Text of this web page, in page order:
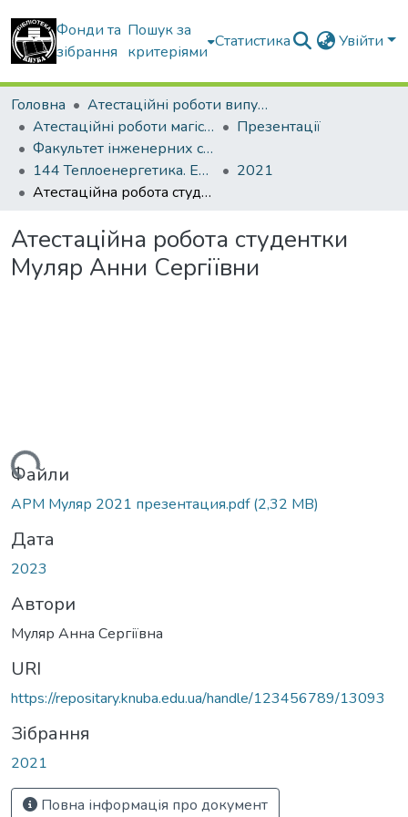
Фонди та
зібрання
Пошук за
критеріями
Статистика Увійти
Головна
Атестаційні роботи випускників
Атестаційні роботи магістрів
Презентації
Факультет інженерних систем та екології
144 Теплоенергетика. Енергетичний менеджмент, енергоефективні муніципальні та промислові теплові технології
2021
Атестаційна робота студентки Муляр Анни Сергіївни
Атестаційна робота студентки
Муляр Анни Сергіївни
Вантажиться...
Файли
АРМ Муляр 2021 презентация.pdf(2,32 MB)
Дата
2023
Автори
Муляр Анна Сергіївна
URI
https://repositary.knuba.edu.ua/handle/123456789/13093
Зібрання
2021
Повна інформація про документ